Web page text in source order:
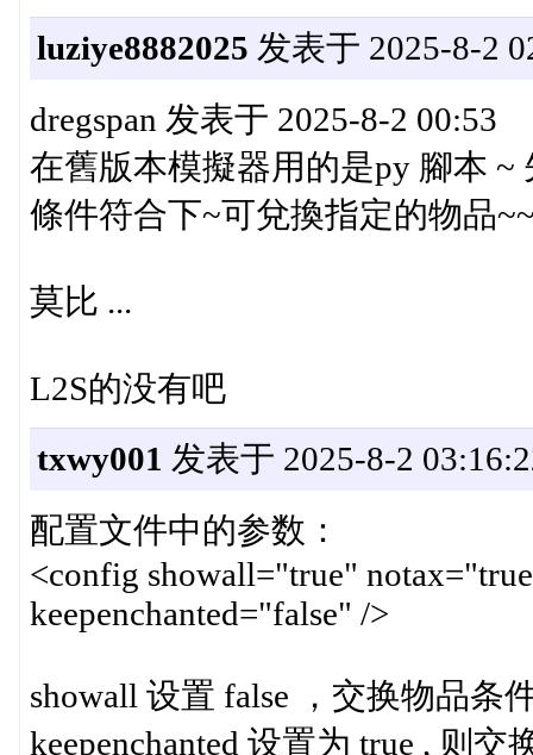
luziye8882025 发表于 2025-8-2
dregspan 发表于 2025-8-2 00:53
在舊版本模擬器用的是py 腳本
條件符合下~可兌換指定的物品
莫比 ...
L2S的没有吧
txwy001 发表于 2025-8-2
配置文件中的参数：
<config showall="true"
keepenchanted="false" />
showall 设置 false ，交换物品条
keepenchanted 设置为 true , 则